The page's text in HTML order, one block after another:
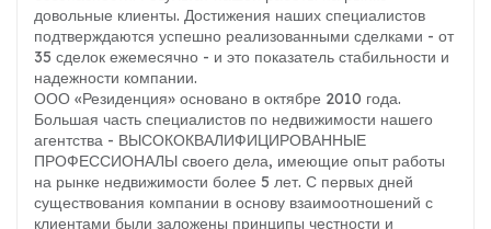
довольные клиенты. Достижения наших специалистов
подтверждаются успешно реализованными сделками - от
35 сделок ежемесячно - и это показатель стабильности и
надежности компании.
ООО «Резиденция» основано в октябре 2010 года.
Большая часть специалистов по недвижимости нашего
агентства - ВЫСОКОКВАЛИФИЦИРОВАННЫЕ
ПРОФЕССИОНАЛЫ своего дела, имеющие опыт работы
на рынке недвижимости более 5 лет. С первых дней
существования компании в основу взаимоотношений с
клиентами были заложены принципы честности и